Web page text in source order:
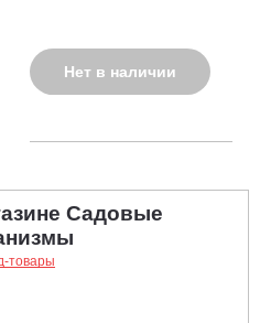
Нет в наличии
Садовые